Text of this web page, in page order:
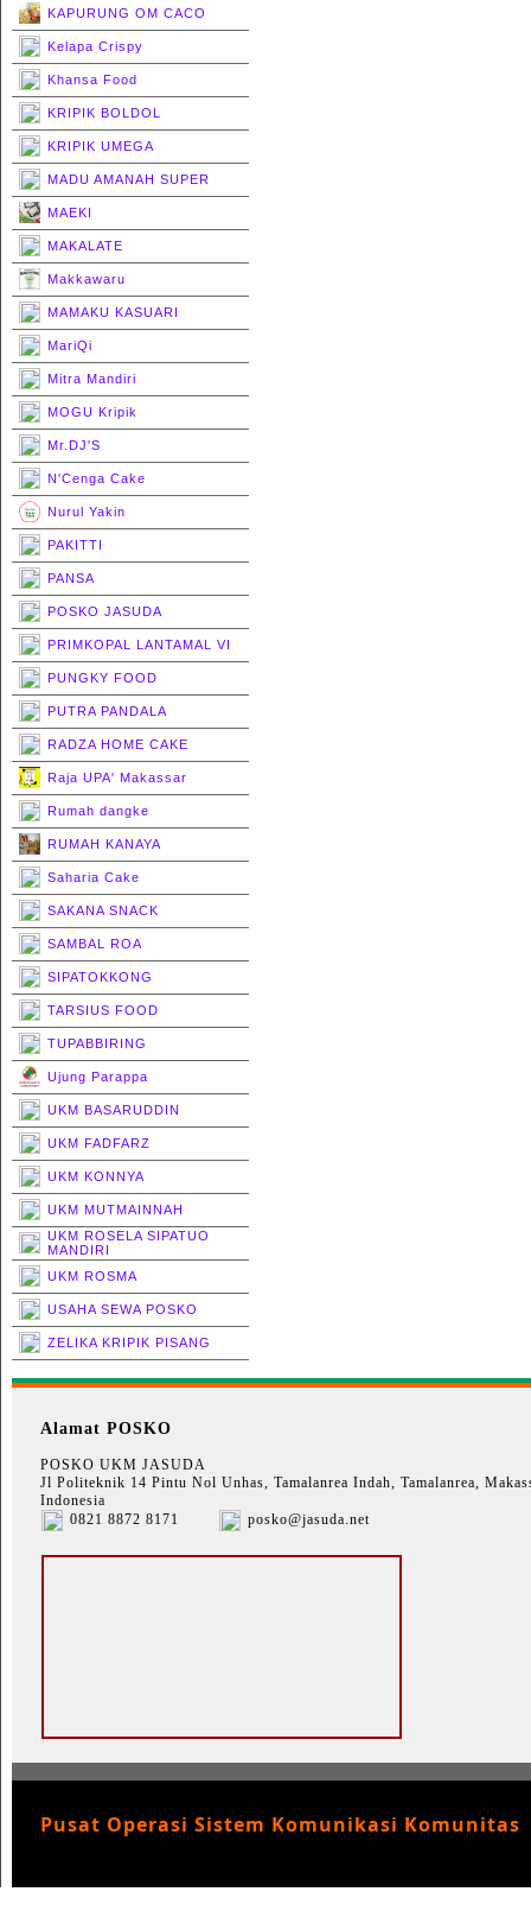
KAPURUNG OM CACO
Kelapa Crispy
Khansa Food
KRIPIK BOLDOL
KRIPIK UMEGA
MADU AMANAH SUPER
MAEKI
MAKALATE
Makkawaru
MAMAKU KASUARI
MariQi
Mitra Mandiri
MOGU Kripik
Mr.DJ'S
N'Cenga Cake
Nurul Yakin
PAKITTI
PANSA
POSKO JASUDA
PRIMKOPAL LANTAMAL VI
PUNGKY FOOD
PUTRA PANDALA
RADZA HOME CAKE
Raja UPA' Makassar
Rumah dangke
RUMAH KANAYA
Saharia Cake
SAKANA SNACK
SAMBAL ROA
SIPATOKKONG
TARSIUS FOOD
TUPABBIRING
Ujung Parappa
UKM BASARUDDIN
UKM FADFARZ
UKM KONNYA
UKM MUTMAINNAH
UKM ROSELA SIPATUO
MANDIRI
UKM ROSMA
USAHA SEWA POSKO
ZELIKA KRIPIK PISANG
Alamat POSKO
POSKO UKM JASUDA
Jl Politeknik 14 Pintu Nol Unhas, Tamalanrea Indah, Tamalanrea,
Indonesia
0821 8872 8171
posko@jasuda.net
Pusat Operasi Sistem Komunikasi Komunitas